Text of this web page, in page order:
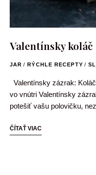
Valentínsky koláč
JAR / RÝCHLE RECEPTY /
Valentínsky zázrak:
vo vnútri Valentínsky
potešiť vašu polovičku,
ČÍTAŤ VIAC